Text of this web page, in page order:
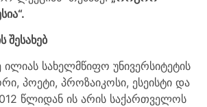
შესახებ
სახელმწიფო უნივერსიტეტის
პოეტი, პროზაიკოსი, ესეისტი და
წლიდან ის არის საქართველოს